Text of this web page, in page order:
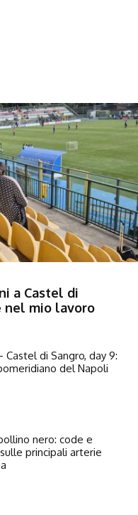
a Castel di
nel mio lavoro
Castel di Sangro, day 9:
del Napoli
nero: code e
principali arterie